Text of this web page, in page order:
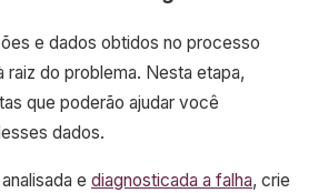
e dados obtidos no processo
raiz do problema. Nesta etapa,
que poderão ajudar você
dados.
e diagnosticada a falha, crie